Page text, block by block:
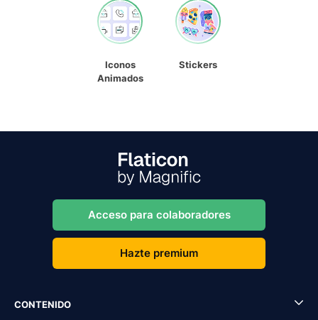
Iconos
Animados
Stickers
Acceso para colaboradores
Hazte premium
CONTENIDO